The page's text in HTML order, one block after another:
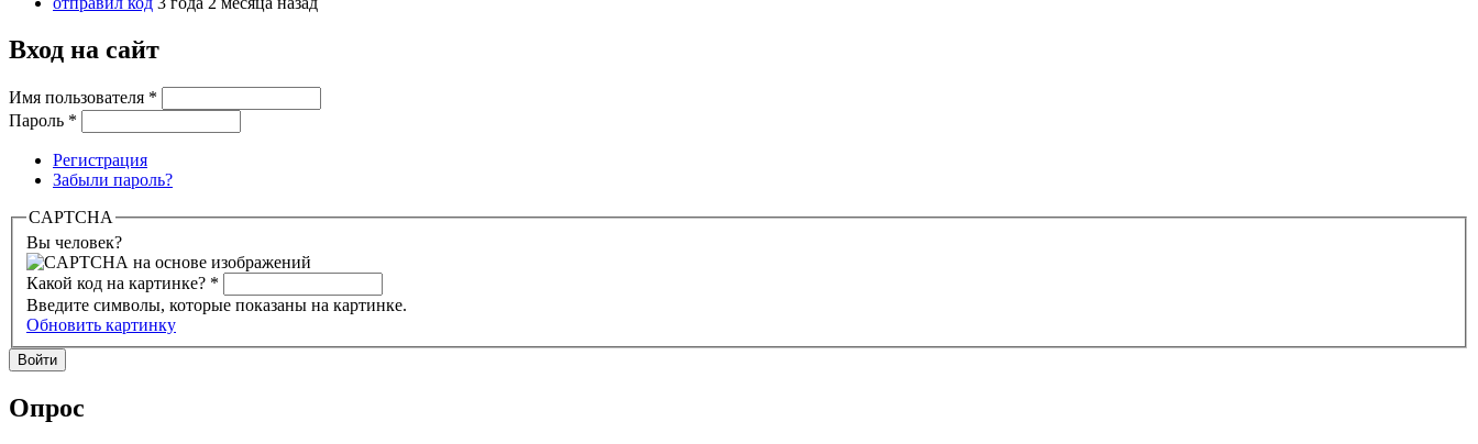
Вход на сайт
Имя пользователя *
Пароль *
Регистрация
Забыли пароль?
CAPTCHA
Вы человек?
Какой код на картинке? *
Введите символы, которые показаны на картинке.
Обновить картинку
Опрос